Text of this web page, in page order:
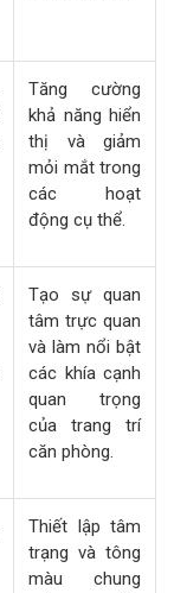
Tăng cường
khả năng hiển
thị và giảm
mỏi mắt trong
các hoạt
động cụ thể.
Tạo sự quan
tâm trực quan
và làm nổi bật
các khía cạnh
quan trọng
của trang trí
căn phòng.
Thiết lập tâm
trạng và tông
màu chung